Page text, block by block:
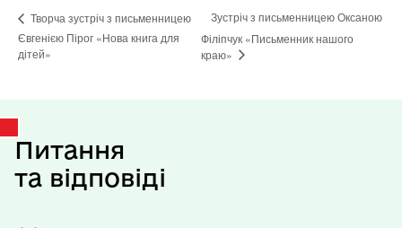
Творча зустріч з письменницею
Євгенією Пірог «Нова книга для
дітей»
Зустріч з письменницею Оксаною
Філіпчук «Письменник нашого
краю»
Питання
та відповіді